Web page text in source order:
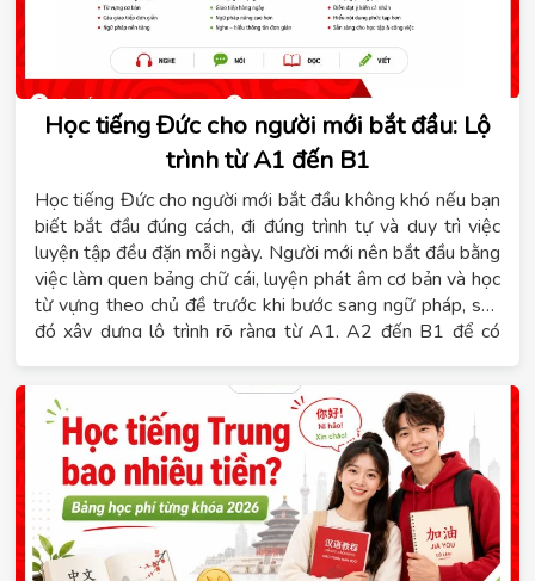
Học tiếng Đức cho người mới bắt đầu: Lộ
trình từ A1 đến B1
Học tiếng Đức cho người mới bắt đầu không khó nếu bạn
biết bắt đầu đúng cách, đi đúng trình tự và duy trì việc
luyện tập đều đặn mỗi ngày. Người mới nên bắt đầu bằng
việc làm quen bảng chữ cái, luyện phát âm cơ bản và học
từ vựng theo chủ đề trước khi bước sang ngữ pháp, sau
đó xây dựng lộ trình rõ ràng từ A1, A2 đến B1 để có
giúp bạn giải đáp tiếng Đức có khó không, học B1 mất
bao lâu và cách lựa chọn hình thức học phù hợp. Đồng
thời, Hệ thống giáo dục Tomato sẽ chia sẻ những kinh
nghiệm thực tế giúp bạn học tiếng Đức hiệu quả ngay từ
những bước đầu tiên.